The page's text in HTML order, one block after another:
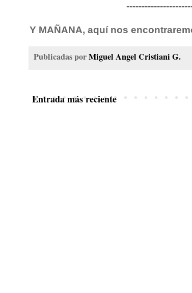
Y MAÑANA, aquí nos
Publicadas porMiguel Angel Cristiani G.
Entrada más reciente